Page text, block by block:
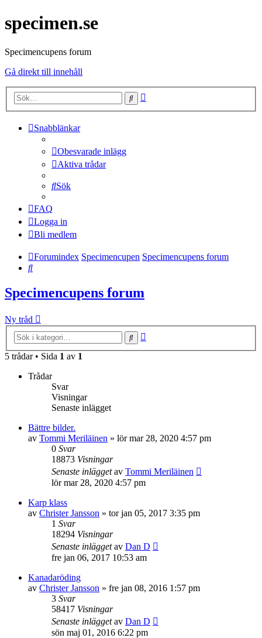
specimen.se
Specimencupens forum
Gå direkt till innehåll
Sök
Snabblänkar
Obesvarade inlägg
Aktiva trådar
Sök
FAQ
Logga in
Bli medlem
Forumindex Specimencupen Specimencupens forum
Sök
Specimencupens forum
Ny tråd
Sök
5 trådar • Sida 1 av 1
Trådar
Svar
Visningar
Senaste inlägget
Bättre bilder.
av Tommi Meriläinen » lör mar 28, 2020 4:57 pm
0 Svar
18873 Visningar
Senaste inläggetav Tommi Meriläinen
lör mar 28, 2020 4:57 pm
Karp klass
av Christer Jansson » tor jan 05, 2017 3:35 pm
1 Svar
18294 Visningar
Senaste inläggetav Dan D
fre jan 06, 2017 10:53 am
Kanadaröding
av Christer Jansson » fre jan 08, 2016 1:57 pm
3 Svar
58417 Visningar
Senaste inläggetav Dan D
sön maj 01, 2016 6:22 pm